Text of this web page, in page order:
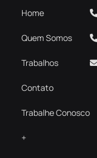
b
k
a
Home
Quem Somos
Trabalhos
Contato
Trabalhe Conosco
+